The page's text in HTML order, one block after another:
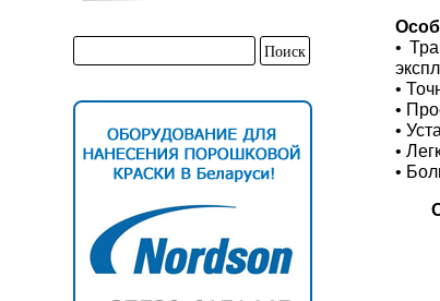
•
•
•
•
•
•